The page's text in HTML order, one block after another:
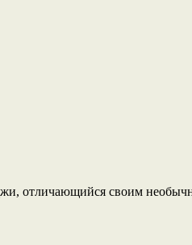
отличающийся своим